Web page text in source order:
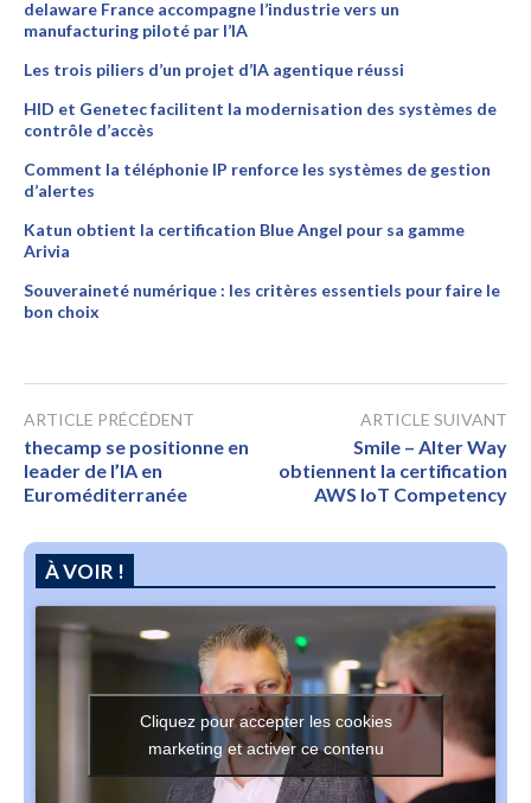
delaware France accompagne l’industrie vers un
manufacturing piloté par l’IA
Les trois piliers d’un projet d’IA agentique réussi
HID et Genetec facilitent la modernisation des systèmes de
contrôle d’accès
Comment la téléphonie IP renforce les systèmes de gestion
d’alertes
Katun obtient la certification Blue Angel pour sa gamme
Arivia
Souveraineté numérique : les critères essentiels pour faire le
bon choix
ARTICLE PRÉCÉDENT
thecamp se positionne en
leader de l’IA en
Euroméditerranée
ARTICLE SUIVANT
Smile – Alter Way
obtiennent la certification
AWS IoT Competency
À VOIR !
Cliquez pour accepter les cookies
marketing et activer ce contenu